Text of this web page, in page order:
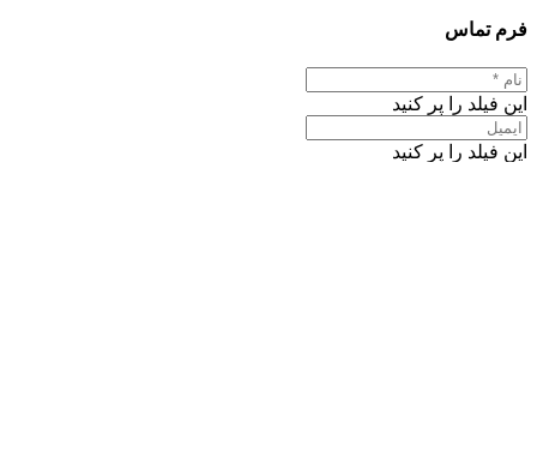
فرم تماس
این فیلد را پر کنید
این فیلد را پر کنید